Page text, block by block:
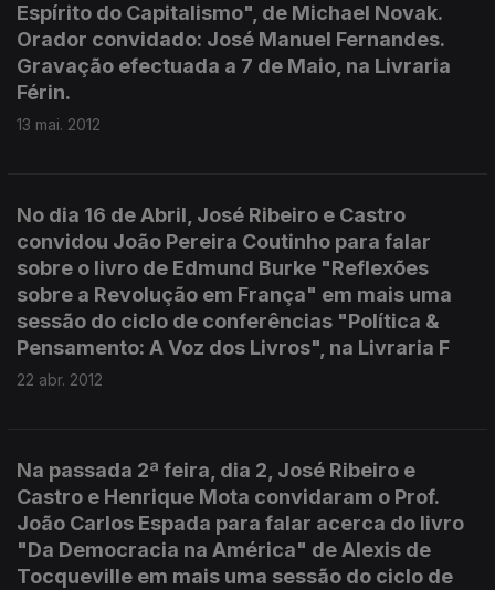
Espírito do Capitalismo", de Michael Novak.
Orador convidado: José Manuel Fernandes.
Gravação efectuada a 7 de Maio, na Livraria
Férin.
13 mai. 2012
No dia 16 de Abril, José Ribeiro e Castro
convidou João Pereira Coutinho para falar
sobre o livro de Edmund Burke "Reflexões
sobre a Revolução em França" em mais uma
sessão do ciclo de conferências "Política &
Pensamento: A Voz dos Livros", na Livraria F
22 abr. 2012
Na passada 2ª feira, dia 2, José Ribeiro e
Castro e Henrique Mota convidaram o Prof.
João Carlos Espada para falar acerca do livro
"Da Democracia na América" de Alexis de
Tocqueville em mais uma sessão do ciclo de